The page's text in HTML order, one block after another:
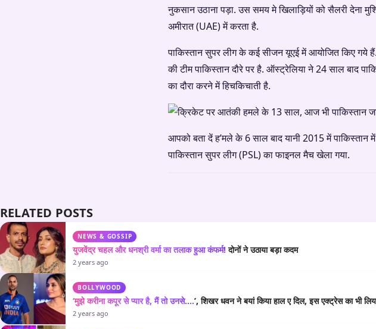
नुकसान उठाना पड़ा. उस समय मे खिलाड़ियों को सैलरी देना
अमीरात (UAE) में करता है.
पाकिस्तान सुपर लीग के कई सीजन यूएई में आयोजित किए गये हैं.
की टीम पाकिस्तान दौरे पर है. ऑस्ट्रेलिया ने 24 साल बाद
का दौरा करने में हिचकिचाती है.
आपको बता दें ह’मले के 6 साल बाद यानी 2015 में पाकिस्तान
पाकिस्तान सुपर लीग (PSL) का फाइनल मैच खेला गया.
RELATED POSTS
NEWS & GOSSIP
युजवेंद्र चहल और धनश्री वर्मा का तलाक हुआ कंफर्म!दोनों ने उठाया बड़ा कदम
2 years ago
BOLLYWOOD
‘मुझे करीना कपूर से प्यार है, मैं तो उनसे….’, शिखर धवन ने बयां किया हाल ए दिल, इस एक्ट्रेस का भी
2 years ago